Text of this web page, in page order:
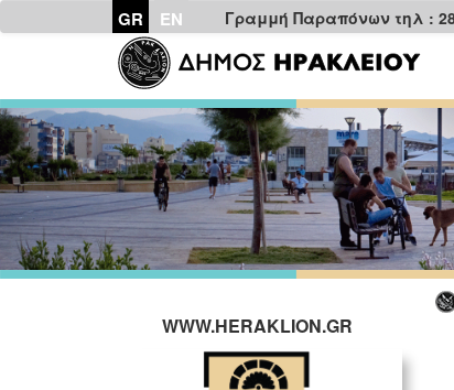
GR EN Γραμμή Παραπόνων τηλ :
WWW.HERAKLION.GR